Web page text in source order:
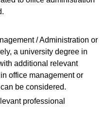
/ Administration or
a university degree in
additional relevant
office management or
be considered.
professional